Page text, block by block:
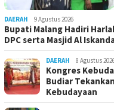
DAERAH 9 Agustus 2026
Bupati Malang Hadiri
DPC serta Masjid Al
DAERAH 8 Agustus
Kongres
Budiar
Kebudayaan